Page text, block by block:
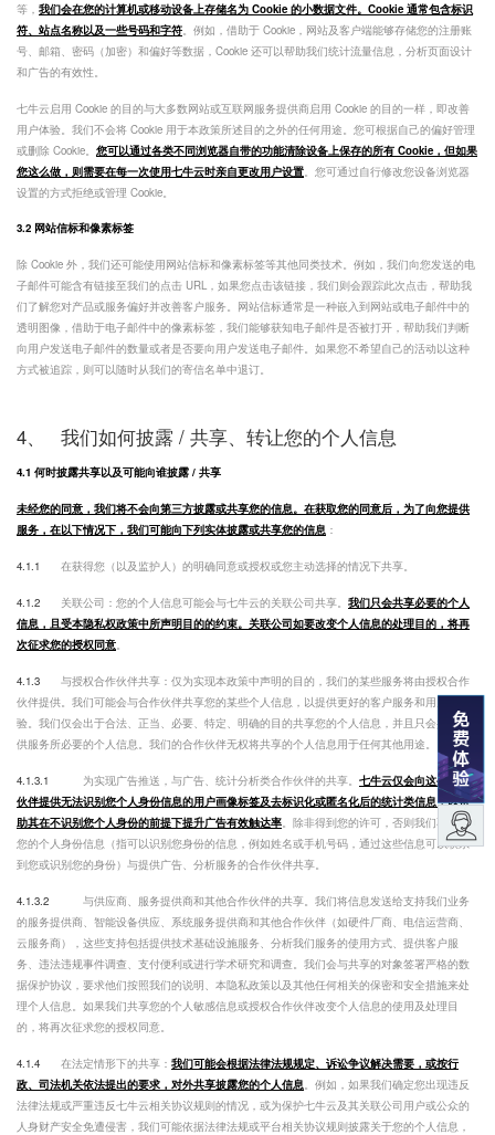
等， 我们会在您的计算机或移动设备上存储名为 Cookie 的小数据文件。Cookie 通常包含标识
符、站点名称以及一些号码和字符。例如，借助于 Cookie，网站及客户端能够存储您的注册账
号、邮箱、密码（加密）和偏好等数据，Cookie 还可以帮助我们统计流量信息，分析页面设计
和广告的有效性。
七牛云启用 Cookie 的目的与大多数网站或互联网服务提供商启用 Cookie 的目的一样，即改善
用户体验。我们不会将 Cookie 用于本政策所述目的之外的任何用途。您可根据自己的偏好管理
或删除 Cookie。 您可以通过各类不同浏览器自带的功能清除设备上保存的所有 Cookie，但如果
您这么做，则需要在每一次使用七牛云时亲自更改用户设置。您可通过自行修改您设备浏览器
设置的方式拒绝或管理 Cookie。
3.2 网站信标和像素标签
除 Cookie 外，我们还可能使用网站信标和像素标签等其他同类技术。例如，我们向您发送的电
子邮件可能含有链接至我们的点击 URL，如果您点击该链接，我们则会跟踪此次点击，帮助我
们了解您对产品或服务偏好并改善客户服务。网站信标通常是一种嵌入到网站或电子邮件中的
透明图像，借助于电子邮件中的像素标签，我们能够获知电子邮件是否被打开，帮助我们判断
向用户发送电子邮件的数量或者是否要向用户发送电子邮件。如果您不希望自己的活动以这种
方式被追踪，则可以随时从我们的寄信名单中退订。
4、 我们如何披露 / 共享、转让您的个人信息
4.1 何时披露共享以及可能向谁披露 / 共享
未经您的同意，我们将不会向第三方披露或共享您的信息。在获取您的同意后，为了向您提供
服务，在以下情况下，我们可能向下列实体披露或共享您的信息 ：
4.1.1 在获得您（以及监护人）的明确同意或授权或您主动选择的情况下共享。
4.1.2 关联公司：您的个人信息可能会与七牛云的关联公司共享。 我们只会共享必要的个人
信息，且受本隐私权政策中所声明目的的约束。关联公司如要改变个人信息的处理目的，将再
次征求您的授权同意
4.1.3
与授权合作伙伴共享：仅为实现本政策中声明的目的，我们的某些服务将由授权合作
伙伴提供。我们可能会与合作伙伴共享您的某些个人信息，以提供更好的客户服务和用户体
验。我们仅会出于合法、正当、必要、特定、明确的目的共享您的个人信息，并且只会共享提
供服务所必要的个人信息。我们的合作伙伴无权将共享的个人信息用于任何其他用途。
4.1.3.1 为实现广告推送，与广告、统计分析类合作伙伴的共享。 七牛云仅会向这些合作
伙伴提供无法识别您个人身份信息的用户画像标签及去标识化或匿名化后的统计类信息，以帮
助其在不识别您个人身份的前提下提升广告有效触达率 。除非得到您的许可，否则我们不会将
您的个人身份信息（指可以识别您身份的信息，例如姓名或手机号码，通过这些信息可以联系
到您或识别您的身份）与提供广告、分析服务的合作伙伴共享。
4.1.3.2
与供应商、服务提供商和其他合作伙伴的共享。我们将信息发送给支持我们业务
的服务提供商、智能设备供应、系统服务提供商和其他合作伙伴（如硬件厂商、电信运营商、
云服务商），这些支持包括提供技术基础设施服务、分析我们服务的使用方式、提供客户服
务、违法违规事件调查、支付便利或进行学术研究和调查。我们会与共享的对象签署严格的数
据保护协议，要求他们按照我们的说明、本隐私政策以及其他任何相关的保密和安全措施来处
理个人信息。如果我们共享您的个人敏感信息或授权合作伙伴改变个人信息的使用及处理目
的，将再次征求您的授权同意。
4.1.4 在法定情形下的共享： 我们可能会根据法律法规规定、诉讼争议解决需要，或按行
政、司法机关依法提出的要求，对外共享披露您的个人信息 。例如，如果我们确定您出现违反
法律法规或严重违反七牛云相关协议规则的情况，或为保护七牛云及其关联公司用户或公众的
人身财产安全免遭侵害，我们可能依据法律法规或平台相关协议规则披露关于您的个人信息，